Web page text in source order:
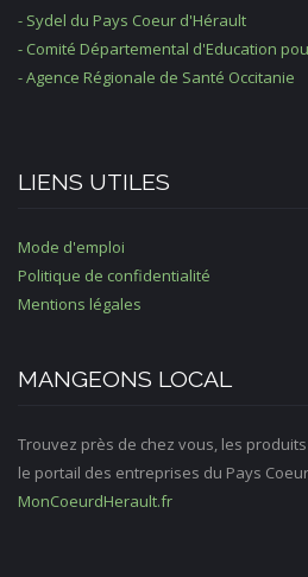
- Sydel du Pays Coeur d'Hérault
- Comité Départemental d'Education
- Agence Régionale de Santé Occitanie
LIENS UTILES
Mode d'emploi
Politique de confidentialité
Mentions légales
MANGEONS LOCAL
Trouvez près de chez vous, les
le portail des entreprises du Pays
MonCoeurdHerault.fr